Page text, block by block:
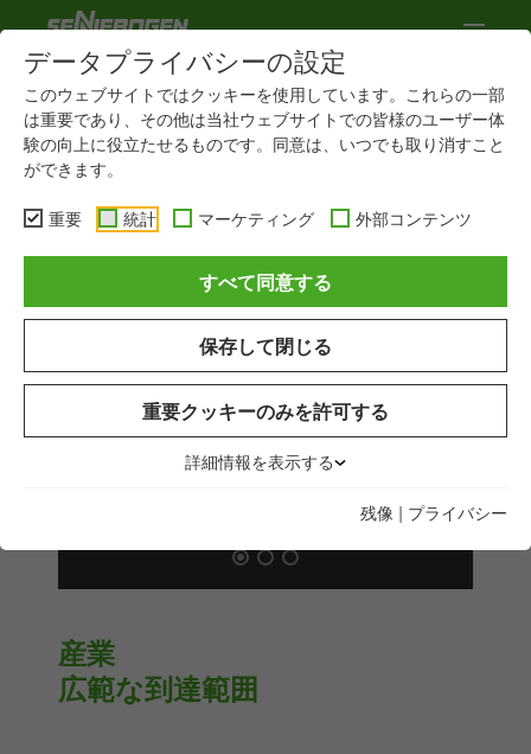
産業
当社は、適切な作業用に適
切なソリューションをお届
産業
当社は、適切な作業用に適
切なソリューションをお届
産業
当社は、適切な作業用に適
切なソリューションをお届
産業
広範な到達範囲
データプライバシーの設定
このウェブサイトではクッキーを使用しています。これらの一部
は重要であり、その他は当社ウェブサイトでの皆様のユーザー体
験の向上に役立たせるものです。同意は、いつでも取り消すこと
ができます。
重要 統計 マーケティング 外部コンテンツ
すべて同意する
保存して閉じる
重要クッキーのみを許可する
詳細情報を表示する
残像 | プライバシー